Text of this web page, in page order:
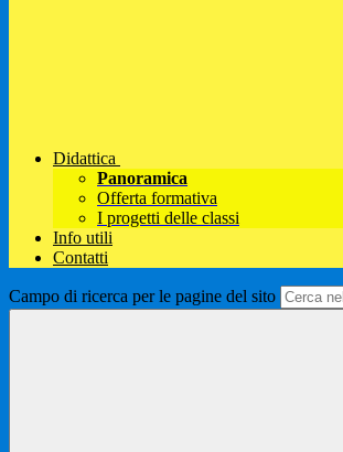
Didattica
Panoramica
Offerta formativa
I progetti delle classi
Info utili
Contatti
Campo di ricerca per le pagine del sito